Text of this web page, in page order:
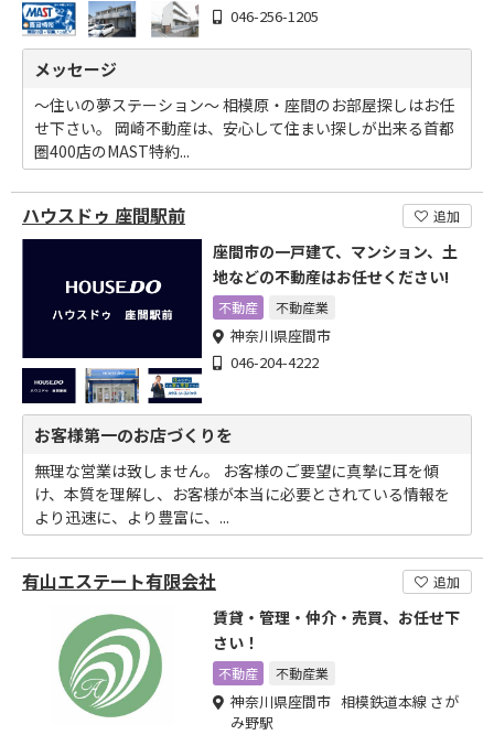
046-256-1205
メッセージ
～住いの夢ステーション～ 相模原・座間のお部屋探しはお任
せ下さい。 岡崎不動産は、安心して住まい探しが出来る首都
圏400店のMAST特約...
ハウスドゥ 座間駅前 追加
座間市の一戸建て、マンション、土
地などの不動産はお任せください!
不動産 不動産業
神奈川県座間市
046-204-4222
お客様第一のお店づくりを
無理な営業は致しません。 お客様のご要望に真摯に耳を傾
け、本質を理解し、お客様が本当に必要とされている情報を
より迅速に、より豊富に、...
有山エステート有限会社 追加
賃貸・管理・仲介・売買、お任せ下
さい！
不動産 不動産業
神奈川県座間市 相模鉄道本線 さが
み野駅